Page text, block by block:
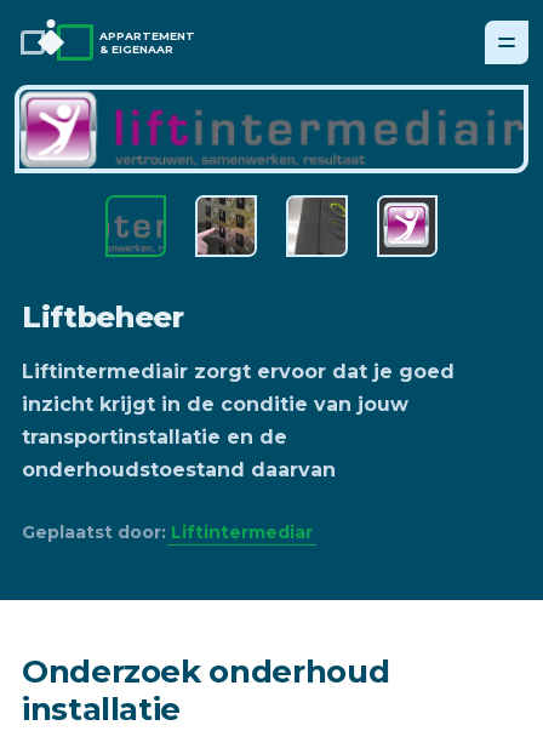
APPARTEMENT
& EIGENAAR
Liftbeheer
Liftintermediair zorgt ervoor dat je goed
inzicht krijgt in de conditie van jouw
transportinstallatie en de
onderhoudstoestand daarvan
Geplaatst door: Liftintermediar
Onderzoek onderhoud
installatie